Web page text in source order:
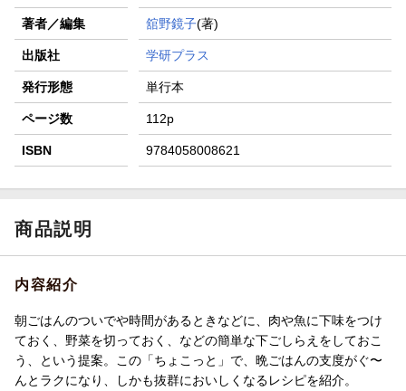
著者／編集 舘野鏡子(著)
出版社 学研プラス
発行形態 単行本
ページ数 112p
ISBN 9784058008621
商品説明
内容紹介
朝ごはんのついでや時間があるときなどに、肉や魚に下味をつけ
ておく、野菜を切っておく、などの簡単な下ごしらえをしておこ
う、という提案。この「ちょこっと」で、晩ごはんの支度がぐ〜
んとラクになり、しかも抜群においしくなるレシピを紹介。